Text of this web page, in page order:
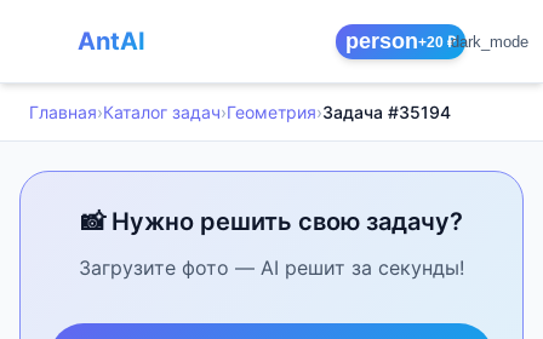
AntAI person+20 ₽dark_mode
Главная›Каталог задач›Геометрия›Задача #35194
📸 Нужно решить свою задачу?
Загрузите фото — AI решит за секунды!